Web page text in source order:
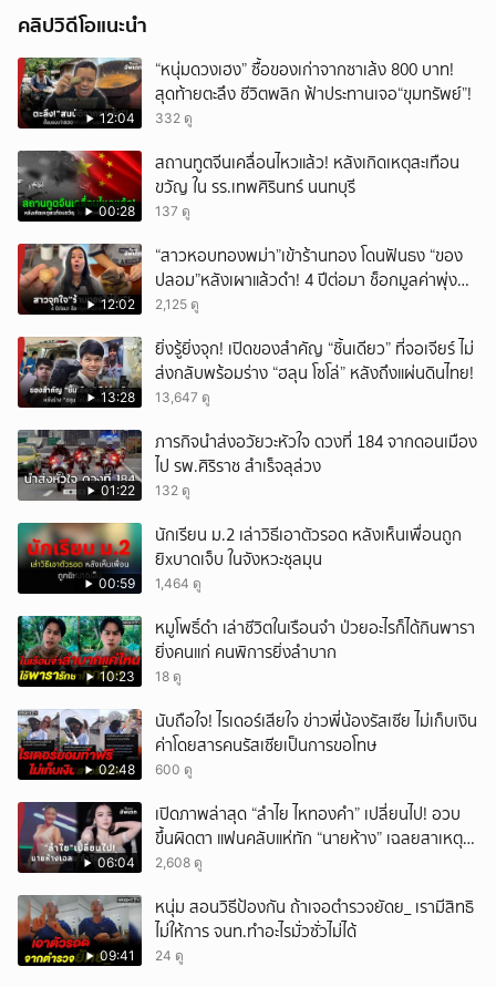
คลิปวิดีโอแนะนำ
12:04
“หนุ่มดวงเฮง” ซื้อของเก่าจากซาเล้ง 800 บาท!
สุดท้ายตะลึง ชีวิตพลิก ฟ้าประทานเจอ“ขุมทรัพย์”!
332 ดู
00:28
สถานทูตจีนเคลื่อนไหวแล้ว! หลังเกิดเหตุสะเทือน
ขวัญ ใน รร.เทพศิรินทร์ นนทบุรี
137 ดู
12:02
“สาวหอบทองพม่า”เข้าร้านทอง โดนฟันธง “ของ
ปลอม”หลังเผาแล้วดำ! 4 ปีต่อมา ช็อกมูลค่าพุ่ง
มหาศาล!
2,125 ดู
13:28
ยิ่งรู้ยิ่งจุก! เปิดของสำคัญ “ชิ้นเดียว” ที่จอเจียร์ ไม่
ส่งกลับพร้อมร่าง “ฮลุน โซโล่” หลังถึงแผ่นดินไทย!
13,647 ดู
01:22
ภารกิจนำส่งอวัยวะหัวใจ ดวงที่ 184 จากดอนเมือง
ไป รพ.ศิริราช สำเร็จลุล่วง
132 ดู
00:59
นักเรียน ม.2 เล่าวิธีเอาตัวรอด หลังเห็นเพื่อนถูก
ยิxบาดเจ็บ ในจังหวะชุลมุน
1,464 ดู
10:23
หมูโพธิ์ดำ เล่าชีวิตในเรือนจำ ป่วยอะไรก็ได้กินพารา
ยิ่งคนแก่ คนพิการยิ่งลำบาก
18 ดู
02:48
นับถือใจ! ไรเดอร์เสียใจ ข่าวพี่น้องรัสเซีย ไม่เก็บเงิน
ค่าโดยสารคนรัสเซียเป็นการขอโทษ
600 ดู
06:04
เปิดภาพล่าสุด “ลำไย ไหทองคำ” เปลี่ยนไป! อวบ
ขึ้นผิดตา แฟนคลับแห่ทัก “นายห้าง” เฉลยสาเหตุ
ชัด!
2,608 ดู
09:41
หนุ่ม สอนวิธีป้องกัน ถ้าเจอตำรวจยัดย_ เรามีสิทธิ
ไม่ให้การ จนท.ทำอะไรมั่วซั่วไม่ได้
24 ดู